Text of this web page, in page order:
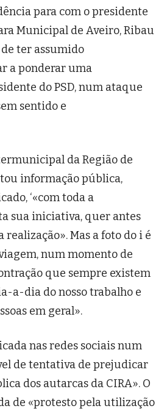
para com o presidente
Municipal de Aveiro, Ribau
de ter assumido
a ponderar uma
do PSD, num ataque
sentido e
da Região de
informação pública,
‘«com toda a
sua iniciativa, quer antes
realização». Mas a foto do i é
num momento de
que sempre existem
a-dia do nosso trabalho e
em geral».
nas redes sociais num
de tentativa de prejudicar
dos autarcas da CIRA». O
de «protesto pela utilização